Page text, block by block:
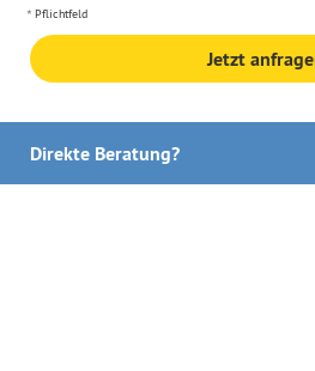
Pflichtfeld
Jetzt
Direkte Beratung?